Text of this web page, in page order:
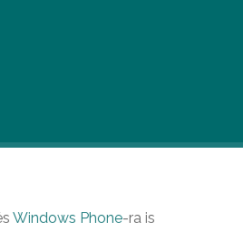
Windows Phone-ra is